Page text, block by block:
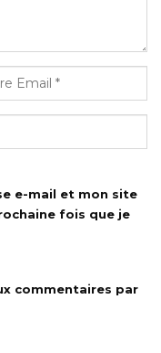
e-mail et mon site
fois que je
commentaires par